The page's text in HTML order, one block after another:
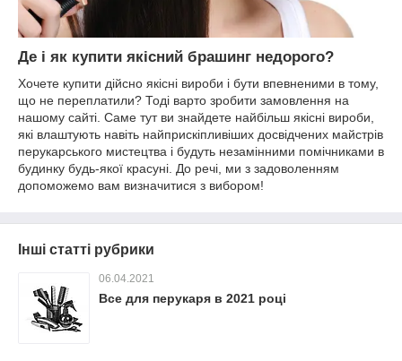
Де і як купити якісний брашинг недорого?
Хочете купити дійсно якісні вироби і бути впевненими в тому,
що не переплатили? Тоді варто зробити замовлення на
нашому сайті. Саме тут ви знайдете найбільш якісні вироби,
які влаштують навіть найприскіпливіших досвідчених майстрів
перукарського мистецтва і будуть незамінними помічниками в
будинку будь-якої красуні. До речі, ми з задоволенням
допоможемо вам визначитися з вибором!
Інші статті рубрики
06.04.2021
Все для перукаря в 2021 році